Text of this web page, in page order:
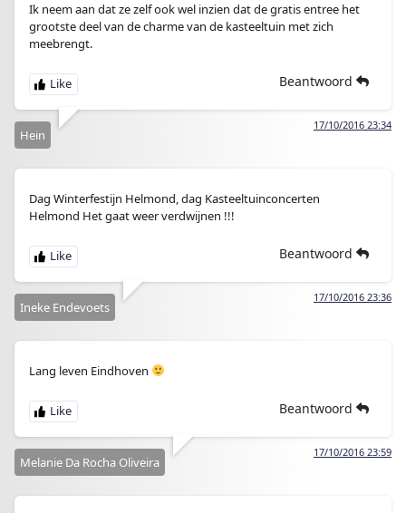
Ik neem aan dat ze zelf ook wel inzien dat de gratis entree het
grootste deel van de charme van de kasteeltuin met zich
meebrengt.
Beantwoord
17/10/2016 23:34
Hein
Dag Winterfestijn Helmond, dag Kasteeltuinconcerten
Helmond Het gaat weer verdwijnen !!!
Beantwoord
17/10/2016 23:36
Ineke Endevoets
Lang leven Eindhoven
Beantwoord
17/10/2016 23:59
Melanie Da Rocha Oliveira